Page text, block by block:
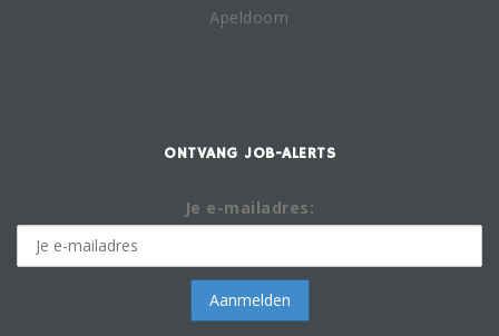
Apeldoorn
ONTVANG JOB-ALERTS
Je e-mailadres: